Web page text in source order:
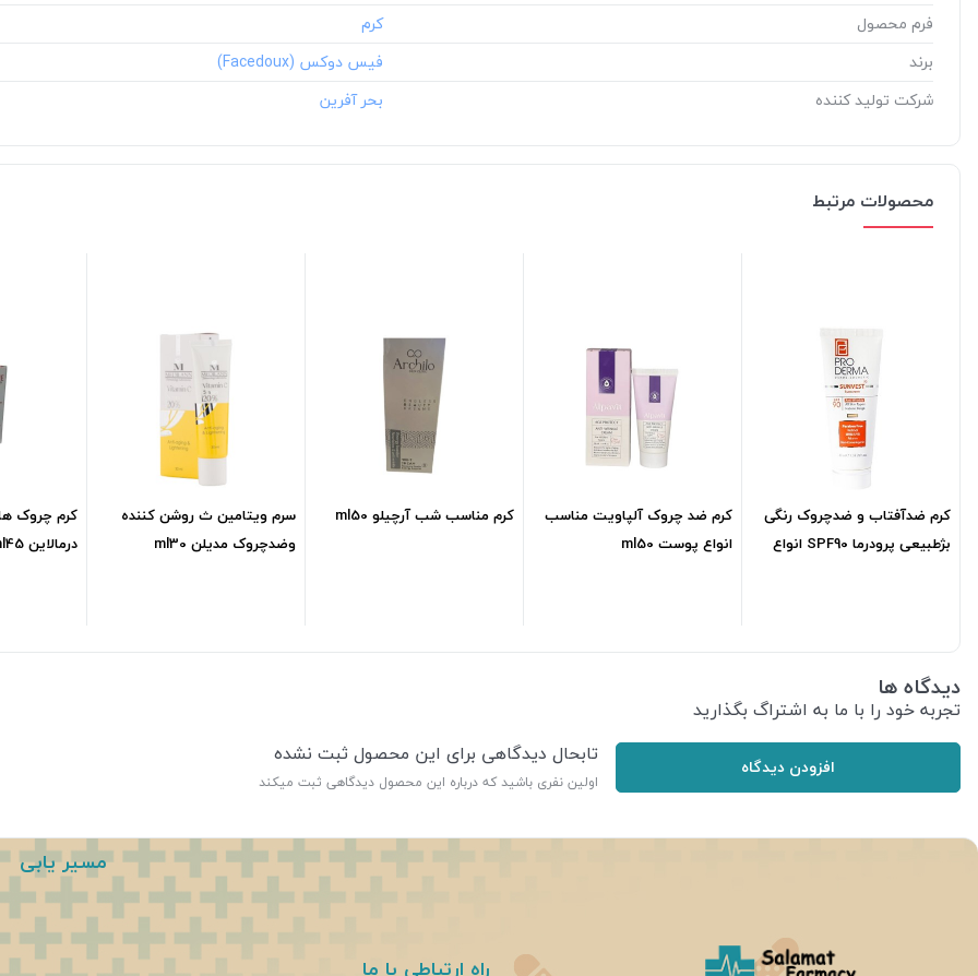
فرم محصول
برند
شرکت تولید کننده
محصولات مرتبط
کرم ضدآفتاب و ضدچروک رنگی
بژطبیعی پرودرما SPF90 انواع
کرم ضد چروک آلپاویت مناسب
انواع پوست ml50
کرم مناسب شب آرچیلو ml50
سرم ویتامین ث روشن کننده
وضدچروک مدیلن ml30
کرم چروک
درمالاین ml45
دیدگاه ها
تجربه خود را با ما به اشتراگ بگذارید
افزودن دیدگاه تابحال دیدگاهی برای این محصول ثبت نشده
اولین نفری باشید که درباره این محصول دیدگاهی ثبت میکند
راه ارتباطی با ما
مسیر یابی